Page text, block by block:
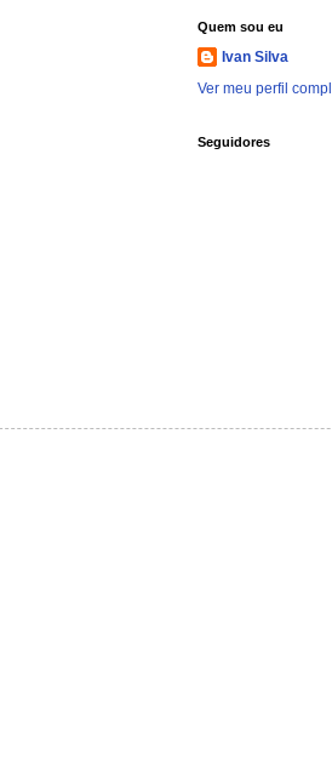
Quem sou eu
Ivan Silva
Ver meu perfil
Seguidores